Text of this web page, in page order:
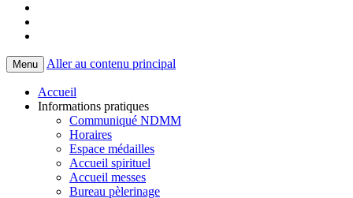
Menu Aller au contenu principal
Accueil
Informations pratiques
Communiqué NDMM
Horaires
Espace médailles
Accueil spirituel
Accueil messes
Bureau pèlerinage